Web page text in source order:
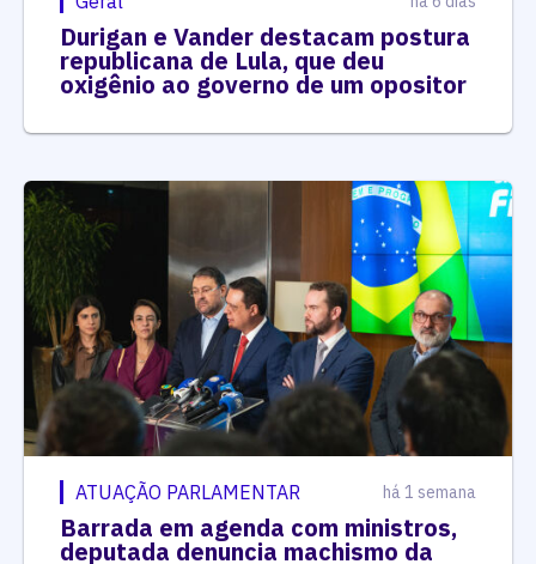
Durigan e Vander destacam postura
republicana de Lula, que deu
oxigênio ao governo de um opositor
ATUAÇÃO PARLAMENTAR há 1 semana
Barrada em agenda com ministros,
deputada denuncia machismo da